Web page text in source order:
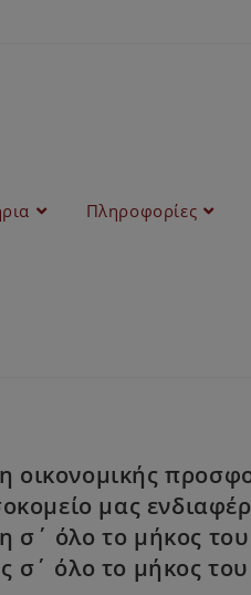
Πληροφορίες
μας
όλο το μήκος
όλο το μήκος